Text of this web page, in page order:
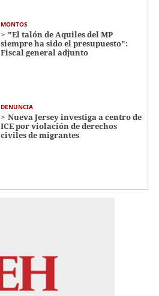
MONTOS
"El talón de Aquiles del MP
siempre ha sido el presupuesto":
Fiscal general adjunto
DENUNCIA
Nueva Jersey investiga a centro de
ICE por violación de derechos
civiles de migrantes